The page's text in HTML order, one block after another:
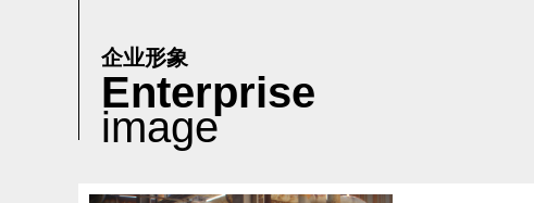
企业形象
Enterprise
image